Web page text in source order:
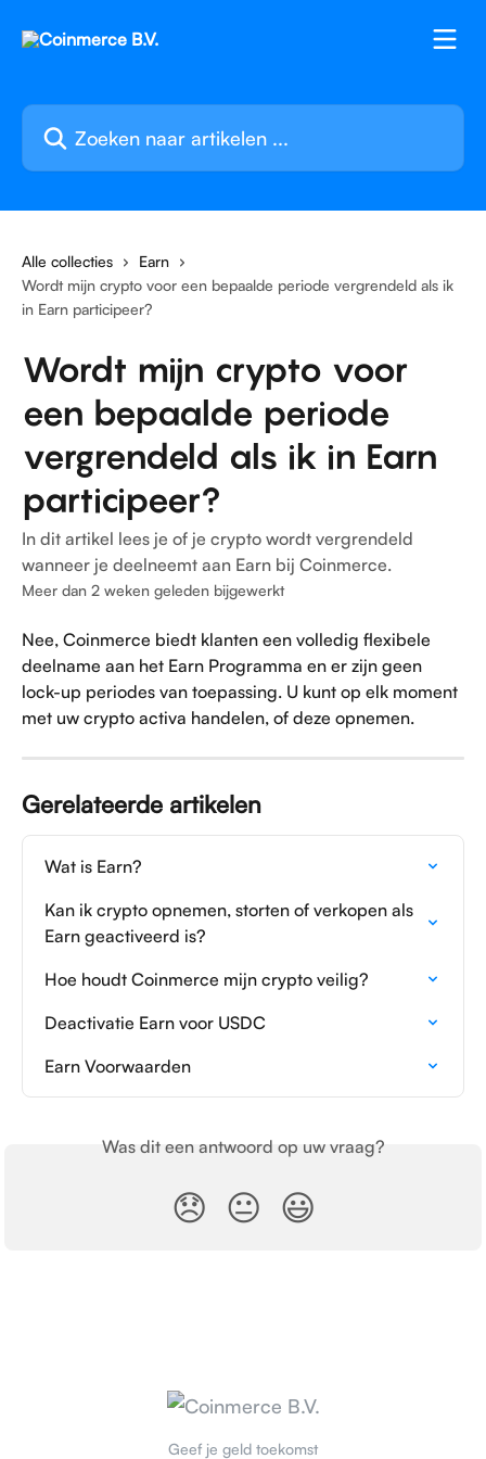
Zoeken naar artikelen ...
Alle collecties
Earn
Wordt mijn crypto voor een bepaalde periode vergrendeld als ik
in Earn participeer?
Wordt mijn crypto voor
een bepaalde periode
vergrendeld als ik in Earn
participeer?
In dit artikel lees je of je crypto wordt vergrendeld
wanneer je deelneemt aan Earn bij Coinmerce.
Meer dan 2 weken geleden bijgewerkt
Nee, Coinmerce biedt klanten een volledig flexibele
deelname aan het Earn Programma en er zijn geen
lock-up periodes van toepassing. U kunt op elk moment
met uw crypto activa handelen, of deze opnemen.
Gerelateerde artikelen
Wat is Earn?
Kan ik crypto opnemen, storten of verkopen als
Earn geactiveerd is?
Hoe houdt Coinmerce mijn crypto veilig?
Deactivatie Earn voor USDC
Earn Voorwaarden
Was dit een antwoord op uw vraag?
😞 😐 😃
Geef je geld toekomst